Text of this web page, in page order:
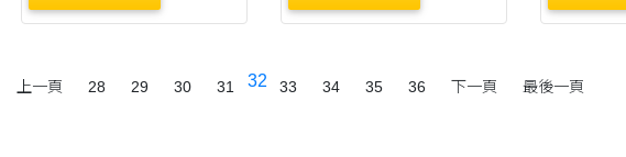
上一頁 28 29 30 31 32 33 34 35 36 下一頁 最後一頁